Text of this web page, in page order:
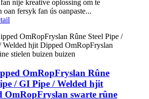
nije kreative oplossing om te
oan fersyk fan ús oanpaste...
OmRopFryslan Rûne
/ GI Pipe / Welded hjit
OmRopFryslan swarte rûne